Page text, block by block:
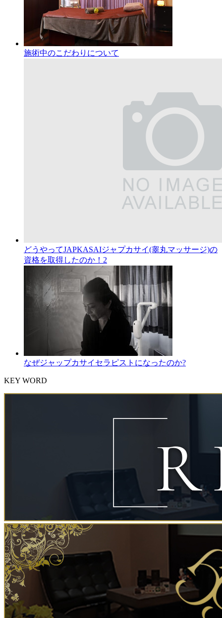
施術中のこだわりについて
どうやってJAPKASAIジャプカサイ(睾丸マッサージ)の
資格を取得したのか！2
なぜジャップカサイセラピストになったのか?
KEY WORD